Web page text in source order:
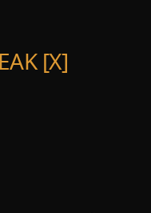
[X]